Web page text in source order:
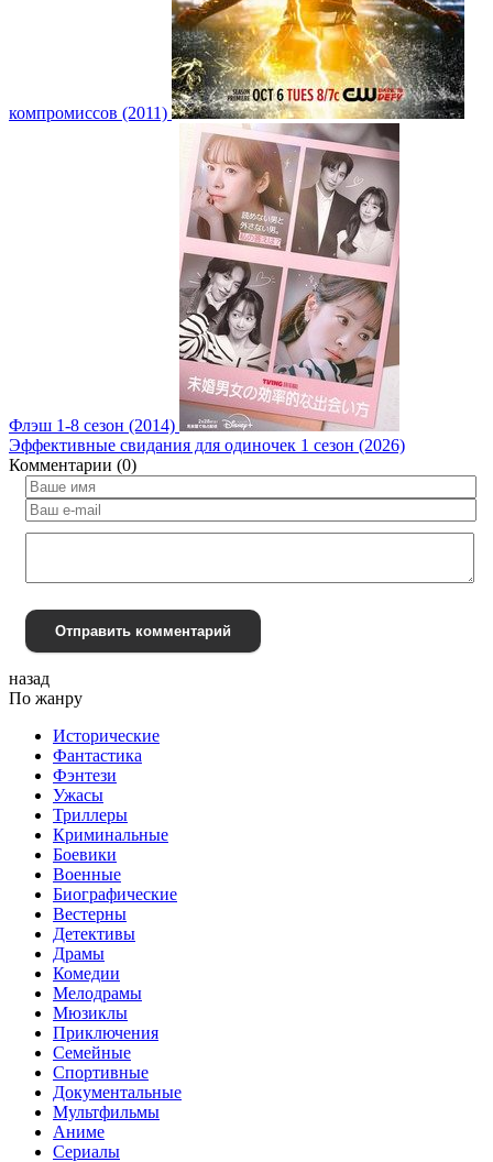
компромиссов (2011)
Флэш 1-8 сезон (2014)
Эффективные свидания для одиночек 1 сезон (2026)
Комментарии (0)
Отправить комментарий
назад
По жанру
Исторические
Фантастика
Фэнтези
Ужасы
Триллеры
Криминальные
Боевики
Военные
Биографические
Вестерны
Детективы
Драмы
Комедии
Мелодрамы
Мюзиклы
Приключения
Семейные
Спортивные
Документальные
Мультфильмы
Аниме
Сериалы